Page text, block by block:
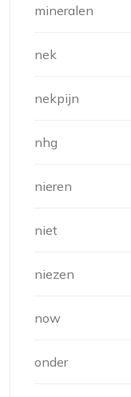
mineralen
nek
nekpijn
nhg
nieren
niet
niezen
now
onder